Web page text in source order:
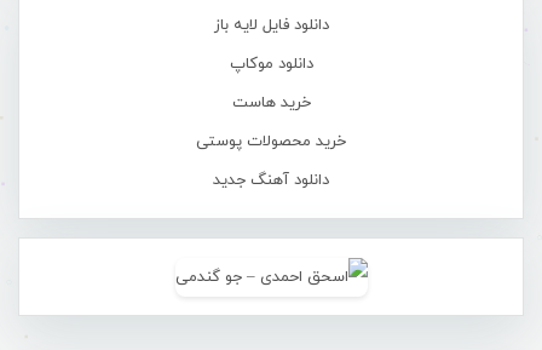
دانلود فایل لایه باز
دانلود موکاپ
خرید هاست
خرید محصولات پوستی
دانلود آهنگ جدید